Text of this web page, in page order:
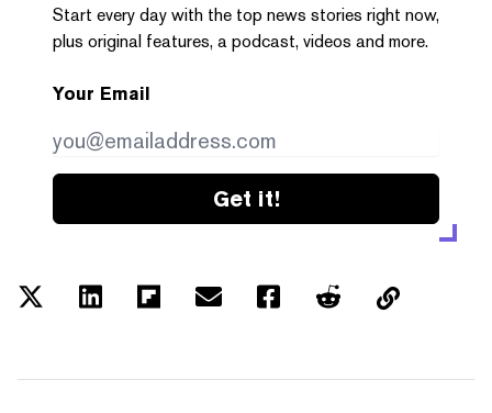
Start every day with the top news stories right now,
plus original features, a podcast, videos and more.
Your Email
Get it!